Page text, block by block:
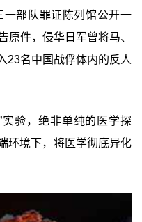
部队罪证陈列馆公开一
原件，侵华日军曾将马、
23名中国战俘体内的反人
验，绝非单纯的医学探
环境下，将医学彻底异化